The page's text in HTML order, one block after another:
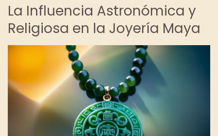
La Influencia Astronómica y
Religiosa en la Joyería Maya